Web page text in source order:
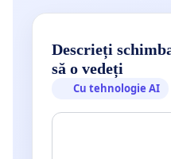
Descrieți
să o vedeți
Cu tehnologie AI